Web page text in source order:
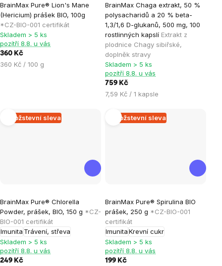
BrainMax Pure® Lion's Mane
(Hericium) prášek BIO, 100g
*CZ-BIO-001 certifikát
hodnocení
produktu
je
5,0
z
5
Skladem > 5 ks
pozítří 8.8. u vás
360 Kč
Měrná
360 Kč / 100 g
BrainMax Chaga extrakt, 50 %
polysacharidů a 20 % beta-
1,3/1,6 D-glukanů, 500 mg, 100
rostlinných kapslí Extrakt z
plodnice Chagy sibiřské,
doplněk stravy
hodnocení
produktu
je
5,0
z
5
hvězdiček.
Skladem > 5 ks
pozítří 8.8. u vás
759 Kč
Měrná
7,59 Kč / 1 kapsle
Množstevní sleva
BrainMax Pure® Chlorella
Powder, prášek, BIO, 150 g *CZ-
BIO-001 certifikát
Imunita Trávení, střeva
hodnocení
produktu
je
5,0
z
Skladem > 5 ks
pozítří 8.8. u vás
249 Kč
Množstevní sleva
BrainMax Pure® Spirulina BIO
prášek, 250 g *CZ-BIO-001
certifikát
ImunitaKrevní cukr
hodnocení
produktu
je
5,0
z
Skladem > 5 ks
pozítří 8.8. u vás
199 Kč